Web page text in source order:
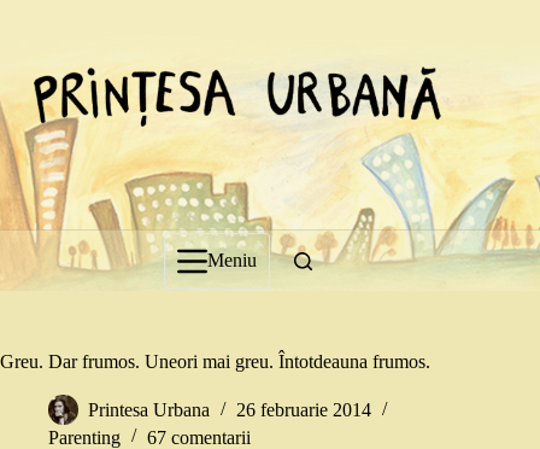
Meniu
Greu. Dar frumos. Uneori mai greu. Întotdeauna frumos.
Printesa Urbana
26 februarie 2014
Parenting
67 comentarii